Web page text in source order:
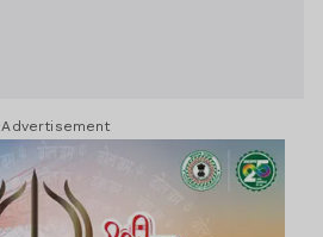
Advertisement